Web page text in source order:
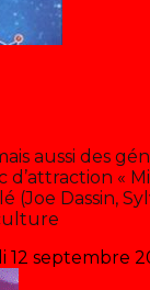
aussi des
«
(Joe Dassin,
12 septembre